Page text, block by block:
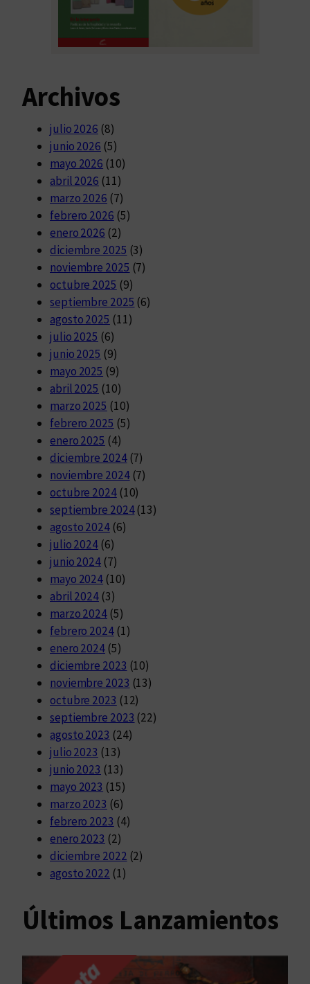
Archivos
julio 2026 (8)
junio 2026 (5)
mayo 2026 (10)
abril 2026 (11)
marzo 2026 (7)
febrero 2026 (5)
enero 2026 (2)
diciembre 2025 (3)
noviembre 2025 (7)
octubre 2025 (9)
septiembre 2025 (6)
agosto 2025 (11)
julio 2025 (6)
junio 2025 (9)
mayo 2025 (9)
abril 2025 (10)
marzo 2025 (10)
febrero 2025 (5)
enero 2025 (4)
diciembre 2024(7)
noviembre 2024(7)
octubre 2024(10)
septiembre 2024(13)
agosto 2024(6)
julio 2024 (6)
junio 2024 (7)
mayo 2024 (10)
abril 2024 (3)
marzo 2024 (5)
febrero 2024(1)
enero 2024 (5)
diciembre 2023 (10)
noviembre 2023 (13)
octubre 2023 (12)
septiembre 2023 (22)
agosto 2023 (24)
julio 2023 (13)
junio 2023 (13)
mayo 2023 (15)
marzo 2023 (6)
febrero 2023 (4)
enero 2023 (2)
diciembre 2022 (2)
agosto 2022 (1)
Últimos Lanzamientos